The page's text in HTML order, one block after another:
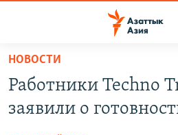
Вернуться
основному
содержанию
ЦЕНТРАЛЬНАЯ АЗИЯ
НОВОСТИ
Работники Techno
заявили о